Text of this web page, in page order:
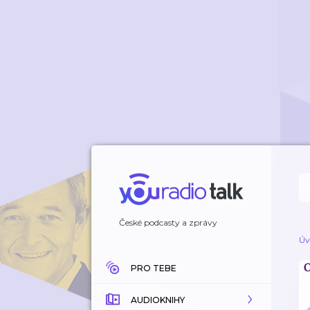
České podcasty a zprávy
PRO TEBE
AUDIOKNIHY